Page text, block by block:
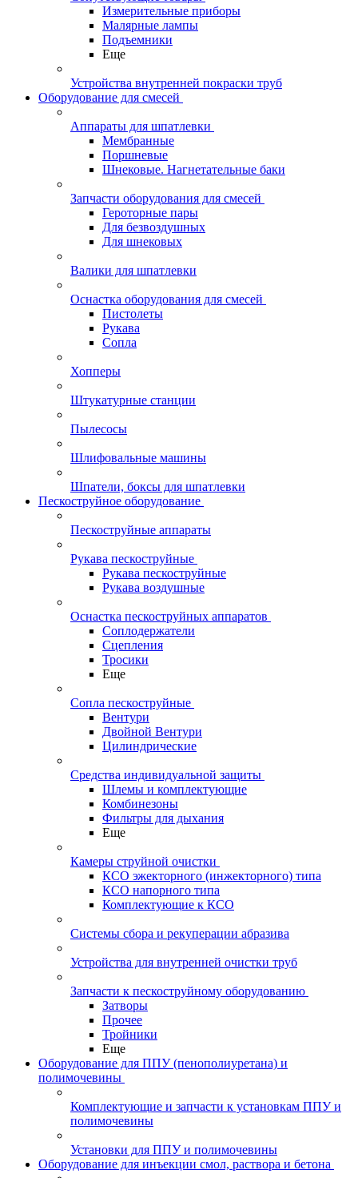
Измерительные приборы
Малярные лампы
Подъемники
Еще
Устройства внутренней покраски труб
Оборудование для смесей
Аппараты для шпатлевки
Мембранные
Поршневые
Шнековые. Нагнетательные баки
Запчасти оборудования для смесей
Героторные пары
Для безвоздушных
Для шнековых
Валики для шпатлевки
Оснастка оборудования для смесей
Пистолеты
Рукава
Сопла
Хопперы
Штукатурные станции
Пылесосы
Шлифовальные машины
Шпатели, боксы для шпатлевки
Пескоструйное оборудование
Пескоструйные аппараты
Рукава пескоструйные
Рукава пескоструйные
Рукава воздушные
Оснастка пескоструйных аппаратов
Соплодержатели
Сцепления
Тросики
Еще
Сопла пескоструйные
Вентури
Двойной Вентури
Цилиндрические
Средства индивидуальной защиты
Шлемы и комплектующие
Комбинезоны
Фильтры для дыхания
Еще
Камеры струйной очистки
КСО эжекторного (инжекторного) типа
КСО напорного типа
Комплектующие к КСО
Системы сбора и рекуперации абразива
Устройства для внутренней очистки труб
Запчасти к пескоструйному оборудованию
Затворы
Прочее
Тройники
Еще
Оборудование для ППУ (пенополиуретана) и
полимочевины
Комплектующие и запчасти к установкам ППУ и
полимочевины
Установки для ППУ и полимочевины
Оборудование для инъекции смол, раствора и бетона